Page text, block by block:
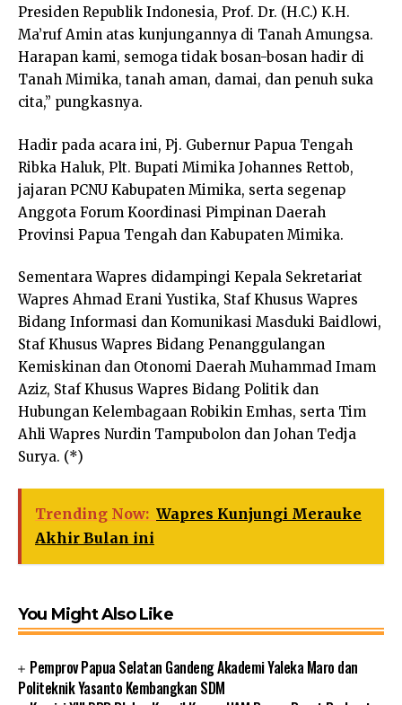
Presiden Republik Indonesia, Prof. Dr. (H.C.) K.H.
Ma’ruf Amin atas kunjungannya di Tanah Amungsa.
Harapan kami, semoga tidak bosan-bosan hadir di
Tanah Mimika, tanah aman, damai, dan penuh suka
cita,” pungkasnya.
Hadir pada acara ini, Pj. Gubernur Papua Tengah
Ribka Haluk, Plt. Bupati Mimika Johannes Rettob,
jajaran PCNU Kabupaten Mimika, serta segenap
Anggota Forum Koordinasi Pimpinan Daerah
Provinsi Papua Tengah dan Kabupaten Mimika.
Sementara Wapres didampingi Kepala Sekretariat
Wapres Ahmad Erani Yustika, Staf Khusus Wapres
Bidang Informasi dan Komunikasi Masduki Baidlowi,
Staf Khusus Wapres Bidang Penanggulangan
Kemiskinan dan Otonomi Daerah Muhammad Imam
Aziz, Staf Khusus Wapres Bidang Politik dan
Hubungan Kelembagaan Robikin Emhas, serta Tim
Ahli Wapres Nurdin Tampubolon dan Johan Tedja
Surya. (*)
Trending Now: Wapres Kunjungi Merauke
Akhir Bulan ini
You Might Also Like
Pemprov Papua Selatan Gandeng Akademi Yaleka Maro dan
Politeknik Yasanto Kembangkan SDM